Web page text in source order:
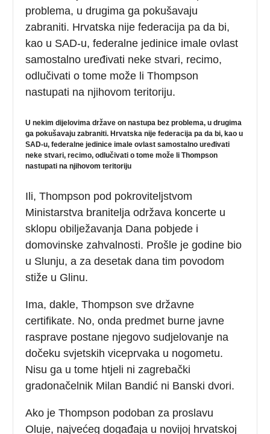
problema, u drugima ga pokušavaju
zabraniti. Hrvatska nije federacija pa da bi,
kao u SAD-u, federalne jedinice imale ovlast
samostalno uređivati neke stvari, recimo,
odlučivati o tome može li Thompson
nastupati na njihovom teritoriju.
U nekim dijelovima države on nastupa bez problema, u drugima
ga pokušavaju zabraniti. Hrvatska nije federacija pa da bi, kao u
SAD-u, federalne jedinice imale ovlast samostalno uređivati
neke stvari, recimo, odlučivati o tome može li Thompson
nastupati na njihovom teritoriju
Ili, Thompson pod pokroviteljstvom
Ministarstva branitelja održava koncerte u
sklopu obilježavanja Dana pobjede i
domovinske zahvalnosti. Prošle je godine bio
u Slunju, a za desetak dana tim povodom
stiže u Glinu.
Ima, dakle, Thompson sve državne
certifikate. No, onda predmet burne javne
rasprave postane njegovo sudjelovanje na
dočeku svjetskih viceprvaka u nogometu.
Nisu ga u tome htjeli ni zagrebački
gradonačelnik Milan Bandić ni Banski dvori.
Ako je Thompson podoban za proslavu
Oluje, najvećeg događaja u novijoj hrvatskoj